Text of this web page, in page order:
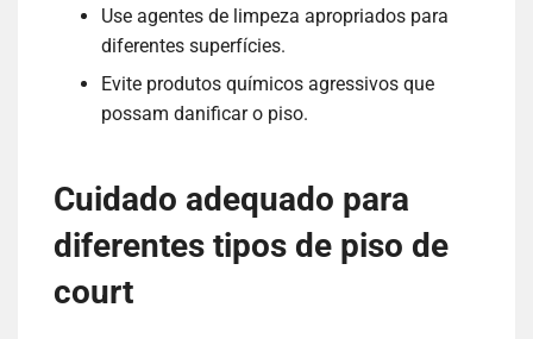
Use agentes de limpeza apropriados para
diferentes superfícies.
Evite produtos químicos agressivos que
possam danificar o piso.
Cuidado adequado para
diferentes tipos de piso de
court